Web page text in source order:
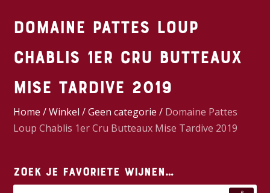
Domaine Pattes Loup
Chablis 1er Cru Butteaux
Mise Tardive 2019
Home /Winkel /Geen categorie / Domaine Pattes
Loup Chablis 1er Cru Butteaux Mise Tardive 2019
Zoek je favoriete wijnen…